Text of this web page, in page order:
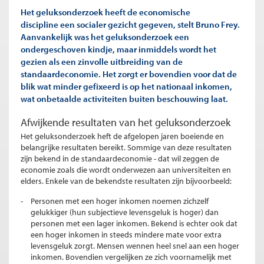
Het geluksonderzoek heeft de economische
discipline een socialer gezicht gegeven, stelt Bruno Frey.
Aanvankelijk was het geluksonderzoek een
ondergeschoven kindje, maar inmiddels wordt het
gezien als een zinvolle uitbreiding van de
standaardeconomie. Het zorgt er bovendien voor dat de
blik wat minder gefixeerd is op het nationaal inkomen,
wat onbetaalde activiteiten buiten beschouwing laat.
Afwijkende resultaten van het geluksonderzoek
Het geluksonderzoek heft de afgelopen jaren boeiende en
belangrijke resultaten bereikt. Sommige van deze resultaten
zijn bekend in de standaardeconomie - dat wil zeggen de
economie zoals die wordt onderwezen aan universiteiten en
elders. Enkele van de bekendste resultaten zijn bijvoorbeeld:
Personen met een hoger inkomen noemen zichzelf
gelukkiger (hun subjectieve levensgeluk is hoger) dan
personen met een lager inkomen. Bekend is echter ook dat
een hoger inkomen in steeds mindere mate voor extra
levensgeluk zorgt. Mensen wennen heel snel aan een hoger
inkomen. Bovendien vergelijken ze zich voornamelijk met